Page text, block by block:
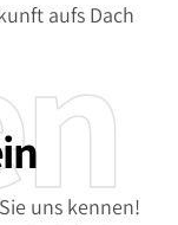
aufs Dach
uns kennen!